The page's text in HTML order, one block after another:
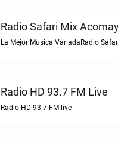
Radio Safari Mix
Radio HD 93.7 FM Live
Radio HD 93.7 FM live